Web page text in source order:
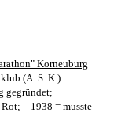
Korneuburg
(A. S. K.)
gegründet;
– 1938 = musste